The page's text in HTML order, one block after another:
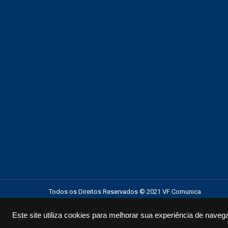
Este site utiliza cookies para melhorar sua experiência de
Todos os Direitos Reservados © 2021 VF Comunica